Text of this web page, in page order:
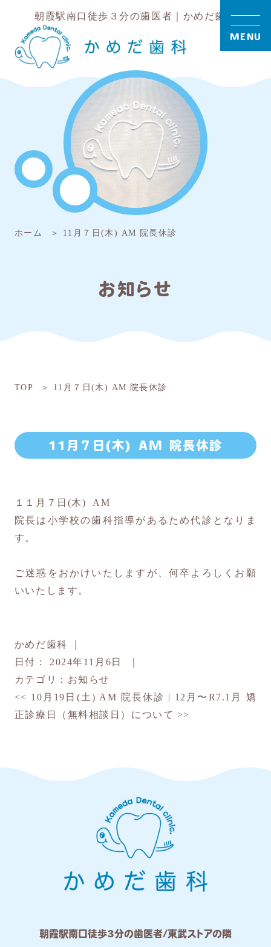
朝霞駅南口徒歩３分の歯医者｜かめだ歯科
ホーム 11月７日(木) AM 院長休診
お知らせ
TOP 11月７日(木) AM 院長休診
11月７日(木) AM 院長休診
１１月７日(木) AM
院長は小学校の歯科指導があるため代診となりま
す。
ご迷惑をおかけいたしますが、何卒よろしくお願
いいたします。
かめだ歯科
日付： 2024年11月6日
カテゴリ： お知らせ
<< 10月19日(土) AM 院長休診 | 12月〜R7.1月 矯
正診療日（無料相談日）について >>
朝霞駅南口徒歩3分の歯医者/東武ストアの隣
MENU